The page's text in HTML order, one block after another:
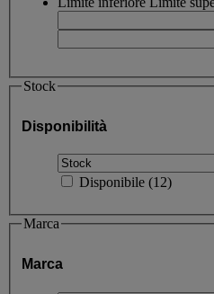
Stock
Disponibilità
Disponibile (12)
Marca
Marca